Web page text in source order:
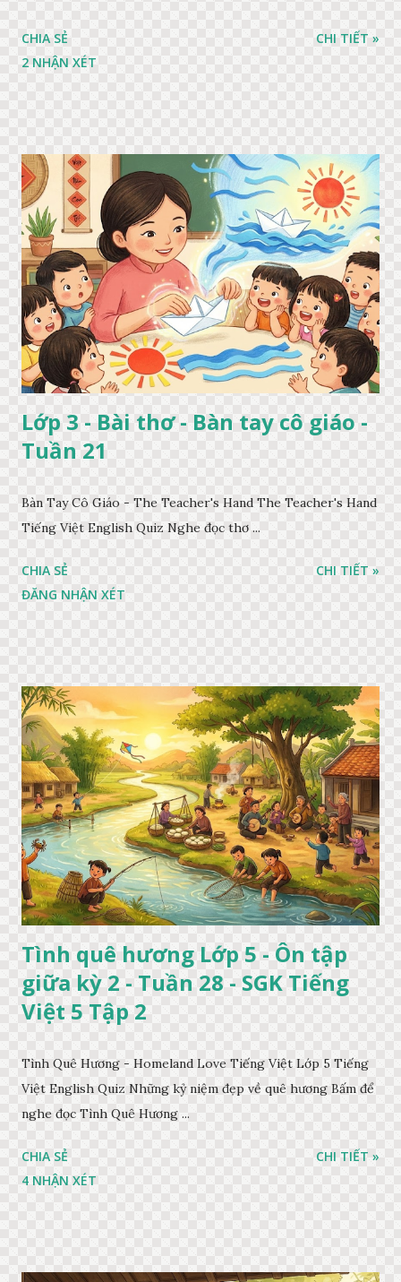
CHIA SẺ
2 NHẬN XÉT
CHI TIẾT »
Lớp 3 - Bài thơ - Bàn tay cô giáo -
Tuần 21
Bàn Tay Cô Giáo - The Teacher's Hand The Teacher's Hand
Tiếng Việt English Quiz Nghe đọc thơ ...
CHIA SẺ
ĐĂNG NHẬN XÉT
CHI TIẾT »
Tình quê hương Lớp 5 - Ôn tập
giữa kỳ 2 - Tuần 28 - SGK Tiếng
Việt 5 Tập 2
Tình Quê Hương - Homeland Love Tiếng Việt Lớp 5 Tiếng
Việt English Quiz Những kỷ niệm đẹp về quê hương Bấm để
nghe đọc Tình Quê Hương ...
CHIA SẺ
4 NHẬN XÉT
CHI TIẾT »